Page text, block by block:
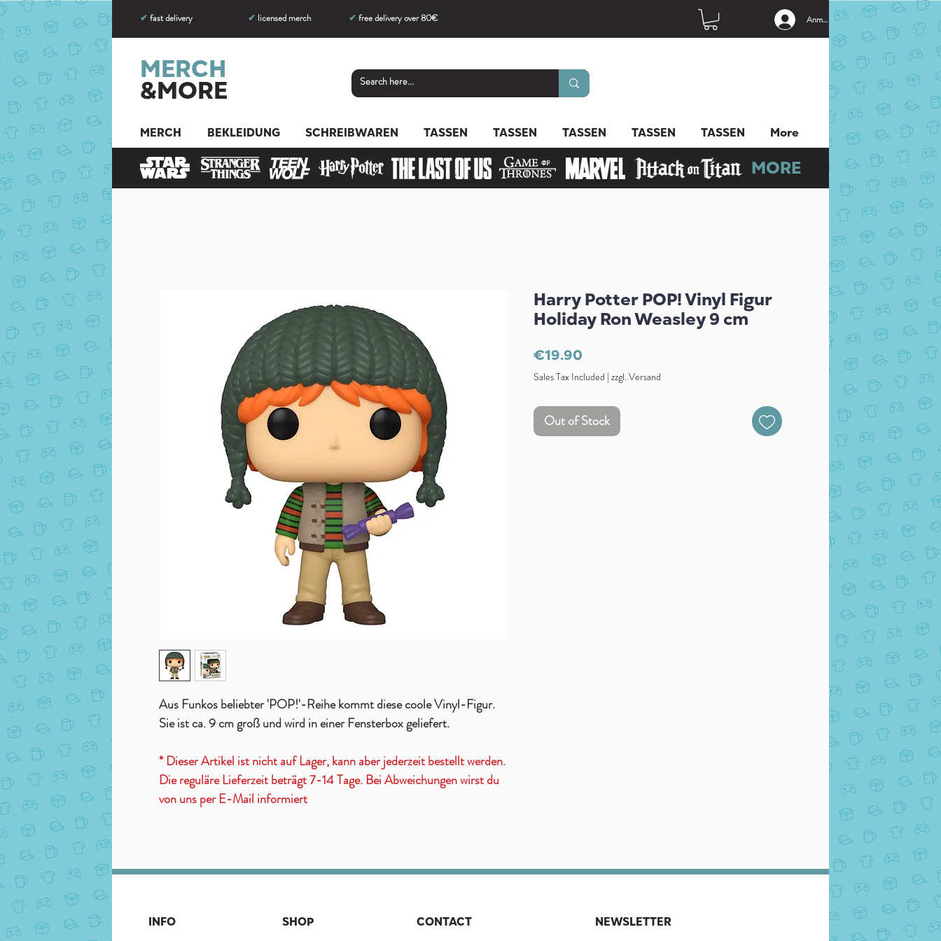
✔ fast delivery ✔ licensed merch ✔ free delivery over 80€ Anmelden
MERCH
&MORE
MERCH BEKLEIDUNG SCHREIBWAREN TASSEN TASSEN TASSEN TASSEN TASSEN More
MORE
Aus Funkos beliebter 'POP!'-Reihe kommt diese coole Vinyl-Figur.
Sie ist ca. 9 cm groß und wird in einer Fensterbox geliefert.
* Dieser Artikel ist nicht auf Lager, kann aber jederzeit bestellt werden.
Die reguläre Lieferzeit beträgt 7-14 Tage. Bei Abweichungen wirst du
von uns per E-Mail informiert
Harry Potter POP! Vinyl Figur
Holiday Ron Weasley 9 cm
€19.90
Sales Tax Included | zzgl. Versand
Out of Stock
INFO SHOP CONTACT NEWSLETTER